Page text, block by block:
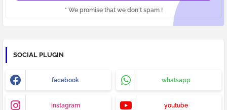
* We promise that we don't spam !
SOCIAL PLUGIN
facebook whatsapp
instagram youtube